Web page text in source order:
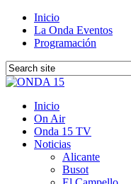
Inicio
La Onda Eventos
Programación
Inicio
On Air
Onda 15 TV
Noticias
Alicante
Busot